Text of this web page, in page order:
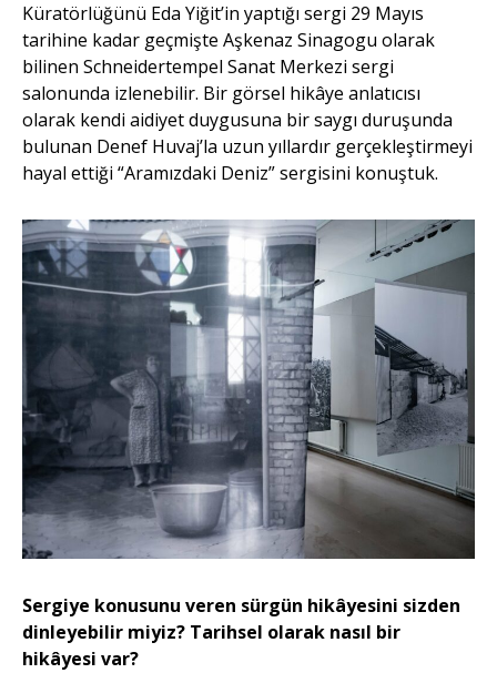
Küratörlüğünü Eda Yiğit’in yaptığı sergi 29 Mayıs
tarihine kadar geçmişte Aşkenaz Sinagogu olarak
bilinen Schneidertempel Sanat Merkezi sergi
salonunda izlenebilir. Bir görsel hikâye anlatıcısı
olarak kendi aidiyet duygusuna bir saygı duruşunda
bulunan Denef Huvaj’la uzun yıllardır gerçekleştirmeyi
hayal ettiği “Aramızdaki Deniz” sergisini konuştuk.
Sergiye konusunu veren sürgün hikâyesini sizden
dinleyebilir miyiz? Tarihsel olarak nasıl bir
hikâyesi var?